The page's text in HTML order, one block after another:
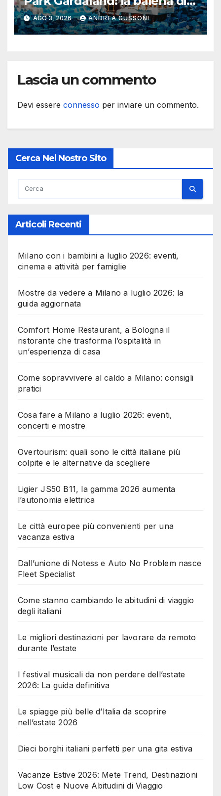
One Piece arriva in formato
Lego
AGO 3, 2026 ANDREA GUSSONI
Lascia un commento
Devi essere connesso per inviare un commento.
Cerca Nel Nostro Sito
Articoli Recenti
Milano con i bambini a luglio 2026: eventi,
cinema e attività per famiglie
Mostre da vedere a Milano a luglio 2026: la
guida aggiornata
Comfort Home Restaurant, a Bologna il
ristorante che trasforma l’ospitalità in
un’esperienza di casa
Come sopravvivere al caldo a Milano: consigli
pratici
Cosa fare a Milano a luglio 2026: eventi,
concerti e mostre
Overtourism: quali sono le città italiane più
colpite e le alternative da scegliere
Ligier JS50 B11, la gamma 2026 aumenta
l’autonomia elettrica
Le città europee più convenienti per una
vacanza estiva
Dall’unione di Notess e Auto No Problem nasce
Fleet Specialist
Come stanno cambiando le abitudini di viaggio
degli italiani
Le migliori destinazioni per lavorare da remoto
durante l’estate
I festival musicali da non perdere dell’estate
2026: La guida definitiva
Le spiagge più belle d’Italia da scoprire
nell’estate 2026
Dieci borghi italiani perfetti per una gita estiva
Vacanze Estive 2026: Mete Trend, Destinazioni
Low Cost e Nuove Abitudini di Viaggio